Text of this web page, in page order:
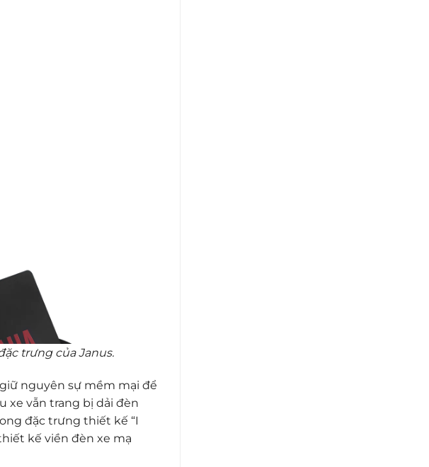
trưng của Janus.
nguyên sự mềm mại để
xe vẫn trang bị dải đèn
đặc trưng thiết kế “I
kế viền đèn xe mạ